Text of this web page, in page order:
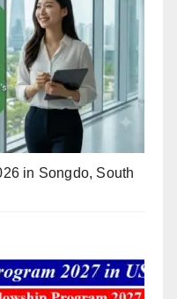
in Songdo, South